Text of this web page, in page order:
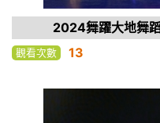
2024舞躍大地舞
觀看次數 13